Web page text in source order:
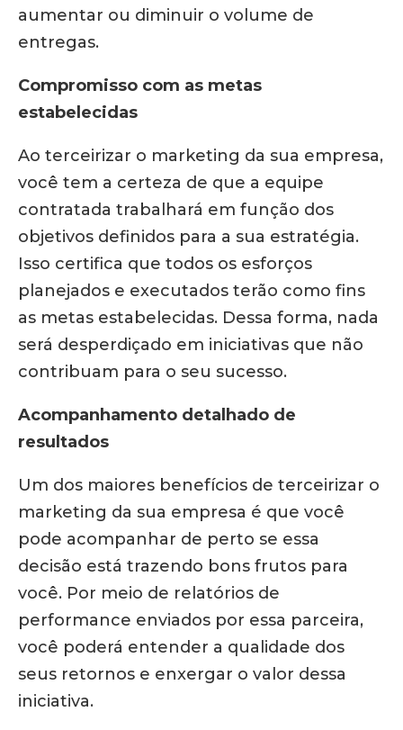
aumentar ou diminuir o volume de
entregas.
Compromisso com as metas
estabelecidas
Ao terceirizar o marketing da sua empresa,
você tem a certeza de que a equipe
contratada trabalhará em função dos
objetivos definidos para a sua estratégia.
Isso certifica que todos os esforços
planejados e executados terão como fins
as metas estabelecidas. Dessa forma, nada
será desperdiçado em iniciativas que não
contribuam para o seu sucesso.
Acompanhamento detalhado de
resultados
Um dos maiores benefícios de terceirizar o
marketing da sua empresa é que você
pode acompanhar de perto se essa
decisão está trazendo bons frutos para
você. Por meio de relatórios de
performance enviados por essa parceira,
você poderá entender a qualidade dos
seus retornos e enxergar o valor dessa
iniciativa.